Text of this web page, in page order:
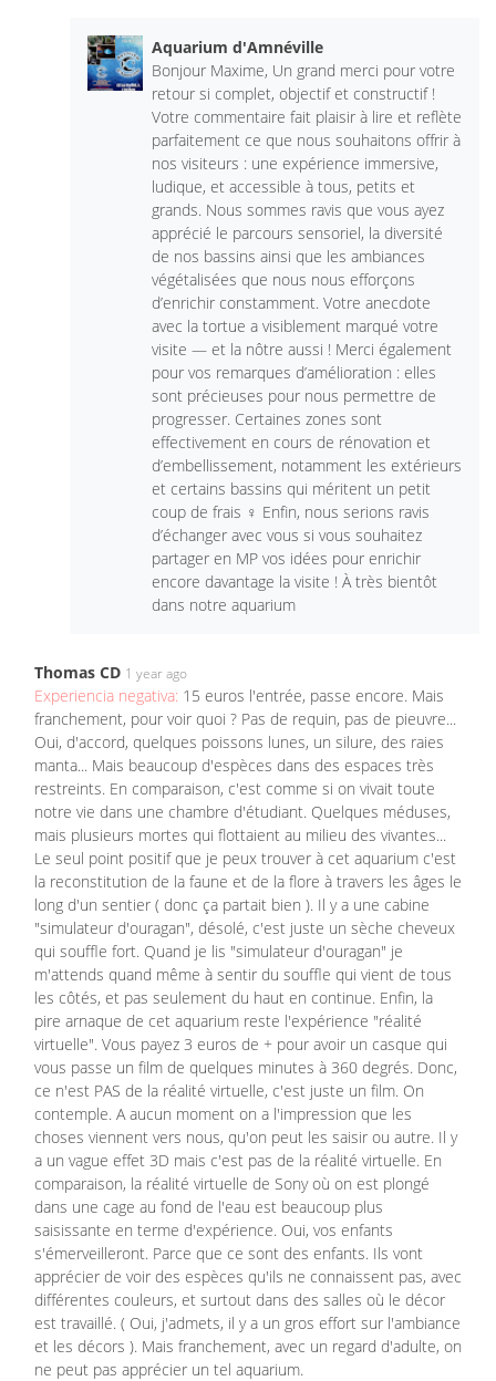
Aquarium d'Amnéville
Bonjour Maxime, Un grand merci pour votre
retour si complet, objectif et constructif !
Votre commentaire fait plaisir à lire et reflète
parfaitement ce que nous souhaitons offrir à
nos visiteurs : une expérience immersive,
ludique, et accessible à tous, petits et
grands. Nous sommes ravis que vous ayez
apprécié le parcours sensoriel, la diversité
de nos bassins ainsi que les ambiances
végétalisées que nous nous efforçons
d’enrichir constamment. Votre anecdote
avec la tortue a visiblement marqué votre
visite — et la nôtre aussi ! Merci également
pour vos remarques d’amélioration : elles
sont précieuses pour nous permettre de
progresser. Certaines zones sont
effectivement en cours de rénovation et
d’embellissement, notamment les extérieurs
et certains bassins qui méritent un petit
coup de frais ‍♀️ Enfin, nous serions ravis
d’échanger avec vous si vous souhaitez
partager en MP vos idées pour enrichir
encore davantage la visite ! À très bientôt
dans notre aquarium
Thomas CD 1 year ago
Experiencia negativa: 15 euros l'entrée, passe encore. Mais
franchement, pour voir quoi ? Pas de requin, pas de pieuvre...
Oui, d'accord, quelques poissons lunes, un silure, des raies
manta... Mais beaucoup d'espèces dans des espaces très
restreints. En comparaison, c'est comme si on vivait toute
notre vie dans une chambre d'étudiant. Quelques méduses,
mais plusieurs mortes qui flottaient au milieu des vivantes...
Le seul point positif que je peux trouver à cet aquarium c'est
la reconstitution de la faune et de la flore à travers les âges le
long d'un sentier ( donc ça partait bien ). Il y a une cabine
"simulateur d'ouragan", désolé, c'est juste un sèche cheveux
qui souffle fort. Quand je lis "simulateur d'ouragan" je
m'attends quand même à sentir du souffle qui vient de tous
les côtés, et pas seulement du haut en continue. Enfin, la
pire arnaque de cet aquarium reste l'expérience "réalité
virtuelle". Vous payez 3 euros de + pour avoir un casque qui
vous passe un film de quelques minutes à 360 degrés. Donc,
ce n'est PAS de la réalité virtuelle, c'est juste un film. On
contemple. A aucun moment on a l'impression que les
choses viennent vers nous, qu'on peut les saisir ou autre. Il y
a un vague effet 3D mais c'est pas de la réalité virtuelle. En
comparaison, la réalité virtuelle de Sony où on est plongé
dans une cage au fond de l'eau est beaucoup plus
saisissante en terme d'expérience. Oui, vos enfants
s'émerveilleront. Parce que ce sont des enfants. Ils vont
apprécier de voir des espèces qu'ils ne connaissent pas, avec
différentes couleurs, et surtout dans des salles où le décor
est travaillé. ( Oui, j'admets, il y a un gros effort sur l'ambiance
et les décors ). Mais franchement, avec un regard d'adulte, on
ne peut pas apprécier un tel aquarium.